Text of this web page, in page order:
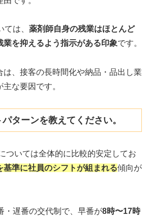
は、 薬剤師自身の残業はほとんど
業を抑えるよう指示がある印象です。
は、接客の長時間化や納品・品出し業
な要因です。
ターンを教えてください。
ついては全体的に比較的安定してお
基準に社員のシフトが組まれる傾向が
・遅番の交代制で、早番が8時〜17時